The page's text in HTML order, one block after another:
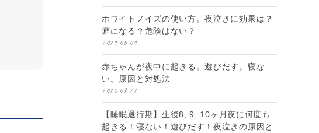
ホワイトノイズの使い方。夜泣きに効果は？
癖になる？危険はない？
2021.06.01
赤ちゃんが夜中に起きる。遊びだす。寝な
い。原因と対処法
2020.07.22
【睡眠退行期】生後8, 9, 10ヶ月夜に何度も
起きる！寝ない！遊びだす！夜泣きの原因と